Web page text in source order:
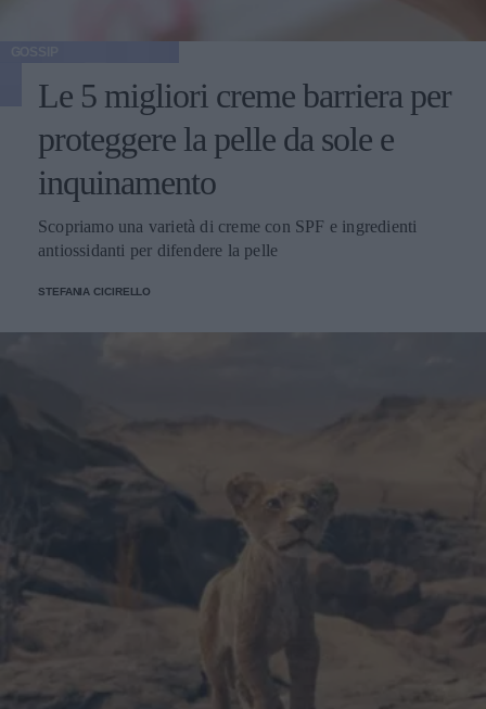
Le 5 migliori creme barriera per
proteggere la pelle da sole e
inquinamento
Scopriamo una varietà di creme con SPF e ingredienti
antiossidanti per difendere la pelle
STEFANIA CICIRELLO